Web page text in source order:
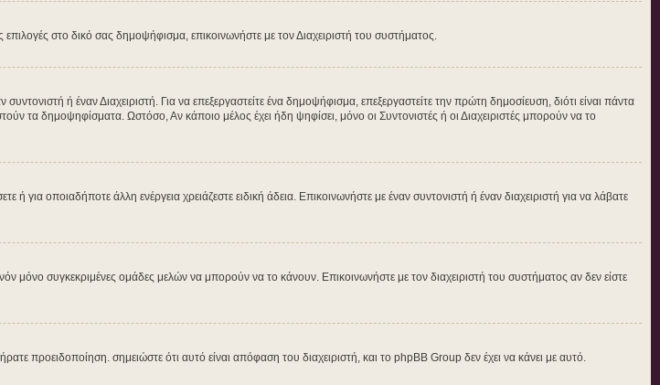
επιλογές στο δικό σας δημοψήφισμα, επικοινωνήστε με τον Διαχειριστή του συστήματος.
ή έναν Διαχειριστή. Για να επεξεργαστείτε ένα δημοψήφισμα, επεξεργαστείτε την πρώτη δημοσίευση, διότι είναι πάντα
τα δημοψηφίσματα. Ωστόσο, Αν κάποιο μέλος έχει ήδη ψηφίσει, μόνο οι Συντονιστές ή οι Διαχειριστές μπορούν να το
ή για οποιαδήποτε άλλη ενέργεια χρειάζεστε ειδική άδεια. Επικοινωνήστε με έναν συντονιστή ή έναν διαχειριστή για να λάβατε
μόνο συγκεκριμένες ομάδες μελών να μπορούν να το κάνουν. Επικοινωνήστε με τον διαχειριστή του συστήματος αν δεν είστε
προειδοποίηση. σημειώστε ότι αυτό είναι απόφαση του διαχειριστή, και το phpBB Group δεν έχει να κάνει με αυτό.